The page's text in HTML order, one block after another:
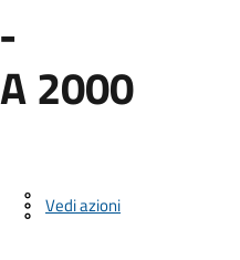
2000
Vedi azioni